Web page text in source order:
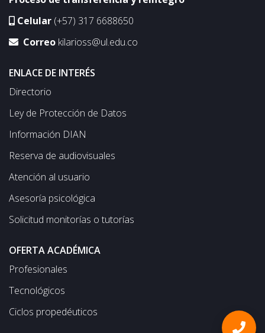
Celular (+57) 317 6688650
Correo kilarioss@ul.edu.co
ENLACE DE INTERÉS
Directorio
Ley de Protección de Datos
Información DIAN
Reserva de audiovisuales
Atención al usuario
Asesoría psicológica
Solicitud monitorías o tutorías
OFERTA ACADÉMICA
Profesionales
Tecnológicos
Ciclos propedéuticos